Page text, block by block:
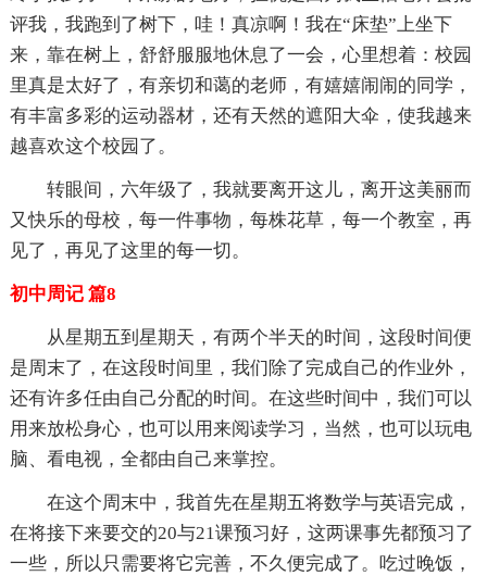
评我，我跑到了树下，哇！真凉啊！我在“床垫”上坐下
来，靠在树上，舒舒服服地休息了一会，心里想着：校园
里真是太好了，有亲切和蔼的老师，有嬉嬉闹闹的同学，
有丰富多彩的运动器材，还有天然的遮阳大伞，使我越来
越喜欢这个校园了。
转眼间，六年级了，我就要离开这儿，离开这美丽而
又快乐的母校，每一件事物，每株花草，每一个教室，再
见了，再见了这里的每一切。
初中周记 篇8
从星期五到星期天，有两个半天的时间，这段时间便
是周末了，在这段时间里，我们除了完成自己的作业外，
还有许多任由自己分配的时间。在这些时间中，我们可以
用来放松身心，也可以用来阅读学习，当然，也可以玩电
脑、看电视，全都由自己来掌控。
在这个周末中，我首先在星期五将数学与英语完成，
在将接下来要交的20与21课预习好，这两课事先都预习了
一些，所以只需要将它完善，不久便完成了。吃过晚饭，